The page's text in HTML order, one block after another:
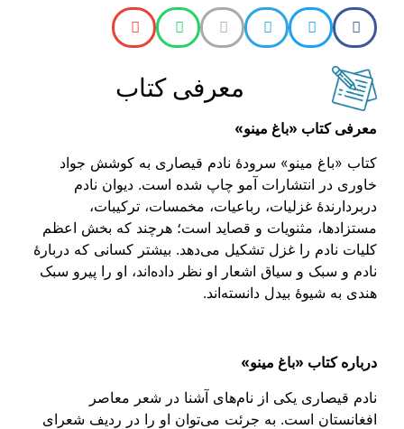
معرفی کتاب
معرفی کتاب «باغ مینو»
کتاب «باغ مینو» سرودهٔ نادم قیصاری به کوشش جواد
خاوری در انتشارات آمو چاپ شده است. دیوان نادم
دربردارندهٔ غزلیات، رباعیات، مخمسات، ترکیبات،
مستزادها، مثنویات و قصاید است؛ هرچند که بخش اعظم
کلیات نادم را غزل تشکیل می‌دهد. بیشتر کسانی که دربارهٔ
نادم و سبک و سیاق اشعار او نظر داده‌اند، او را پیرو سبک
هندی به شیوهٔ بیدل دانسته‌اند.
درباره کتاب «باغ مینو»
نادم قیصاری یکی از نام‌های آشنا در شعر معاصر
افغانستان است. به جرئت می‌توان او را در ردیف شعرای